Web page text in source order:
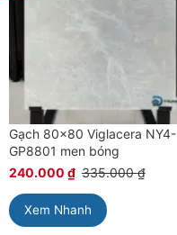
Gạch 80×80 Viglacera NY4-
GP8801 men bóng
240.000 ₫ 335.000₫
Xem Nhanh